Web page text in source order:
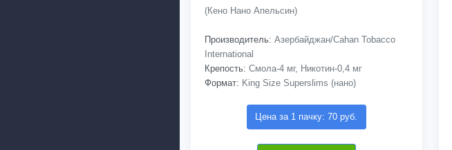
(Кено Нано Апельсин)
Производитель: Азербайджан/Cahan Tobacco
International
Крепость: Смола-4 мг, Никотин-0,4 мг
Формат: King Size Superslims (нано)
Цена за 1 пачку: 70 руб.